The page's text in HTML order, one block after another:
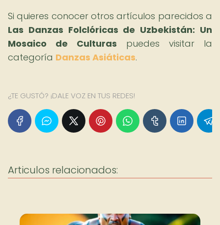
Si quieres conocer otros artículos parecidos a
Las Danzas Folclóricas de Uzbekistán: Un
Mosaico de Culturas puedes visitar la
categoría Danzas Asiáticas.
¿TE GUSTÓ? ¡DALE VOZ EN TUS REDES!
Articulos relacionados: